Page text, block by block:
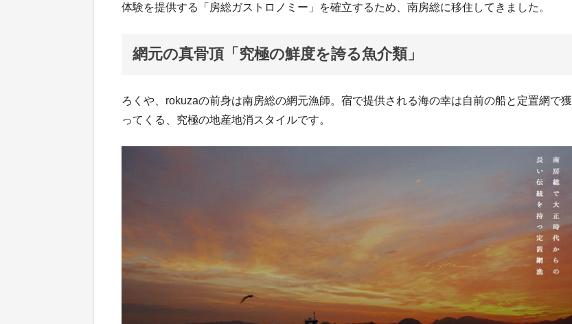
体験を提供する「房総ガストロノミー」を確立するため、南房総に移住してきました。
網元の真骨頂「究極の鮮度を誇る魚介類」
ろくや、rokuzaの前身は南房総の網元漁師。宿で提供される海の幸は自前の船と定置網で獲
ってくる、究極の地産地消スタイルです。